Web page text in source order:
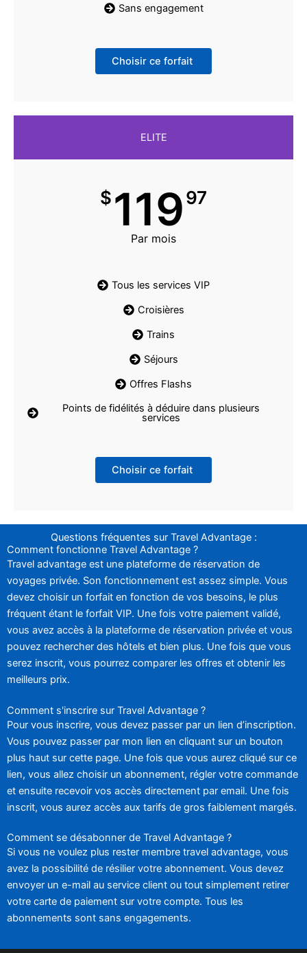
Sans engagement
Choisir ce forfait
ELITE
$11997
Par mois
Tous les services VIP
Croisières
Trains
Séjours
Offres Flashs
Points de fidélités à déduire dans plusieurs
services
Choisir ce forfait
Questions fréquentes sur Travel Advantage :
Comment fonctionne Travel Advantage ?
Travel advantage est une plateforme de réservation de
voyages privée. Son fonctionnement est assez simple. Vous
devez choisir un forfait en fonction de vos besoins, le plus
fréquent étant le forfait VIP. Une fois votre paiement validé,
vous avez accès à la plateforme de réservation privée et vous
pouvez rechercher des hôtels et bien plus. Une fois que vous
serez inscrit, vous pourrez comparer les offres et obtenir les
meilleurs prix.
Comment s'inscrire sur Travel Advantage ?
Pour vous inscrire, vous devez passer par un lien d’inscription.
Vous pouvez passer par mon lien en cliquant sur un bouton
plus haut sur cette page. Une fois que vous aurez cliqué sur ce
lien, vous allez choisir un abonnement, régler votre commande
et ensuite recevoir vos accès directement par email. Une fois
inscrit, vous aurez accès aux tarifs de gros faiblement margés.
Comment se désabonner de Travel Advantage ?
Si vous ne voulez plus rester membre travel advantage, vous
avez la possibilité de résilier votre abonnement. Vous devez
envoyer un e-mail au service client ou tout simplement retirer
votre carte de paiement sur votre compte. Tous les
abonnements sont sans engagements.